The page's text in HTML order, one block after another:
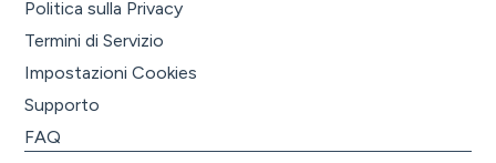
Politica sulla Privacy
Termini di Servizio
Impostazioni Cookies
Supporto
FAQ